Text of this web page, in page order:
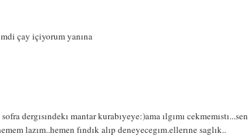
çay içiyorum yanına
dergısındekı mantar kurabıyeye:)ama ılgımı cekmemıstı...sen
lazım..hemen fındık alıp deneyecegım.ellerıne saglık..